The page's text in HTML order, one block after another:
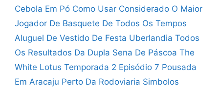
Cebola Em Pó Como Usar Considerado O Maior
Jogador De Basquete De Todos Os Tempos
Aluguel De Vestido De Festa Uberlandia Todos
Os Resultados Da Dupla Sena De Páscoa The
White Lotus Temporada 2 Episódio 7 Pousada
Em Aracaju Perto Da Rodoviaria Simbolos